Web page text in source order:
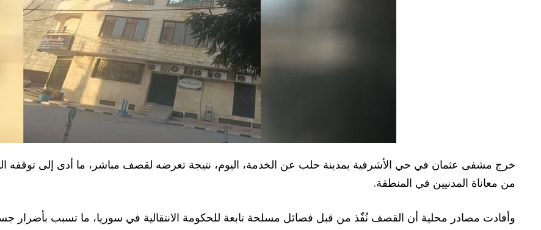
خرج مشفى عثمان في حي الأشرفية بمدينة حلب عن الخدمة، اليوم، نتيجة تعرضه لقصف مباشر، ما أدى إلى توقفه
من معاناة المدنيين في المنطقة.
وأفادت مصادر محلية أن القصف نُفّذ من قبل فصائل مسلحة تابعة للحكومة الانتقالية في سوريا، ما تسبب